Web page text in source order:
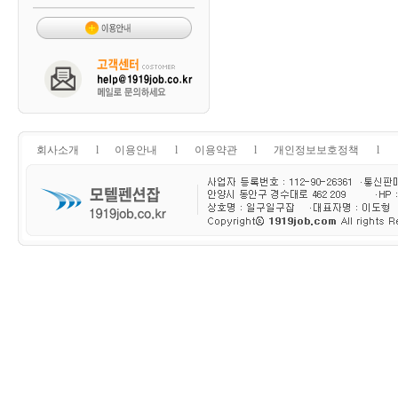
회사소개 l 이용안내 l 이용약관 l 개인정보보호정책 l